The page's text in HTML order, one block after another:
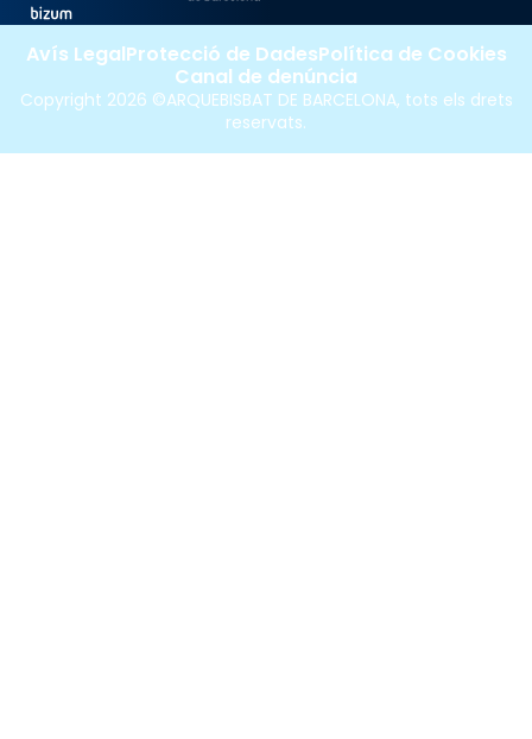
Copyright 2026 ©ARQUEBISBAT DE BARCELONA, tots els drets
reservats.
Avís LegalProtecció de DadesPolítica de Cookies
Canal de denúncia